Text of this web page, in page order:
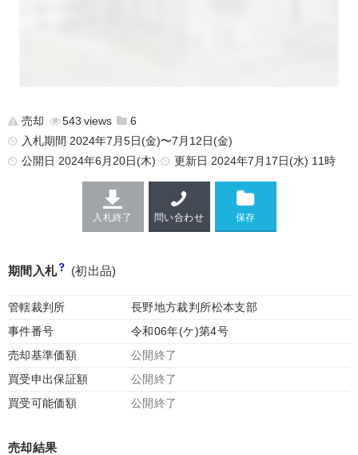
売却 543
6
入札期間 2024年7月5日(金)〜7月12日(金)
公開日 2024年6月20日(木) 更新日 2024年7月17日(水) 11時
入札終了 問い合わせ
期間入札 (初出品)
管轄裁判所
長野地方裁判所松本支部
事件番号
令和06年(ケ)第4号
売却基準価額
公開終了
買受申出保証額
公開終了
買受可能価額
公開終了
売却結果